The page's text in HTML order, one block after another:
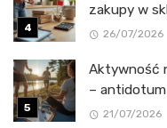
zakupy w
26/07/2026
Aktywność
–
21/07/2026